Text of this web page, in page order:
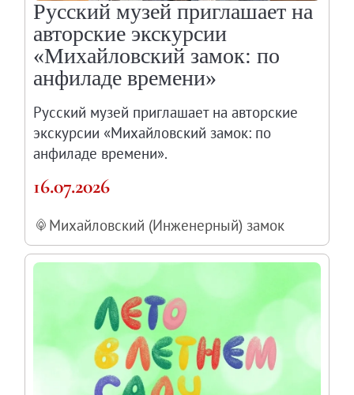
Русский музей приглашает на
авторские экскурсии
«Михайловский замок: по
анфиладе времени»
Русский музей приглашает на авторские
экскурсии «Михайловский замок: по
анфиладе времени».
16.07.2026
Михайловский (Инженерный) замок